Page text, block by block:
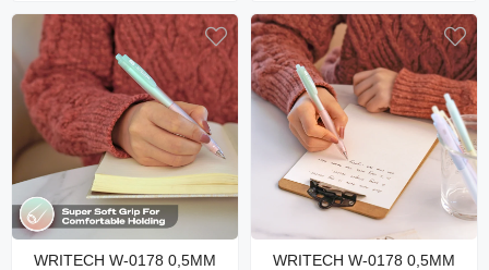
WRITECH W-0178 0,5MM
WRITECH W-0178 0,5MM